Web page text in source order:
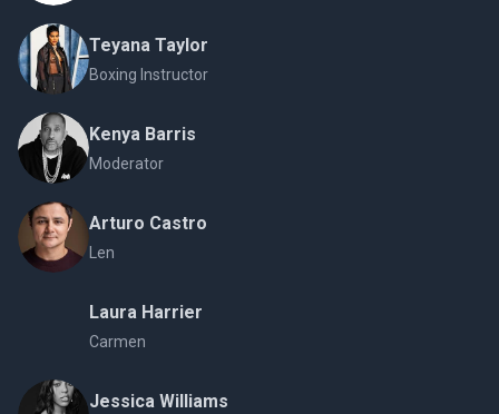
Teyana Taylor
Boxing Instructor
Kenya Barris
Moderator
Arturo Castro
Len
Laura Harrier
Carmen
Jessica Williams